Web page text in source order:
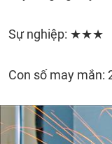
Sự nghiệp: ★★★
Con số may mắn: